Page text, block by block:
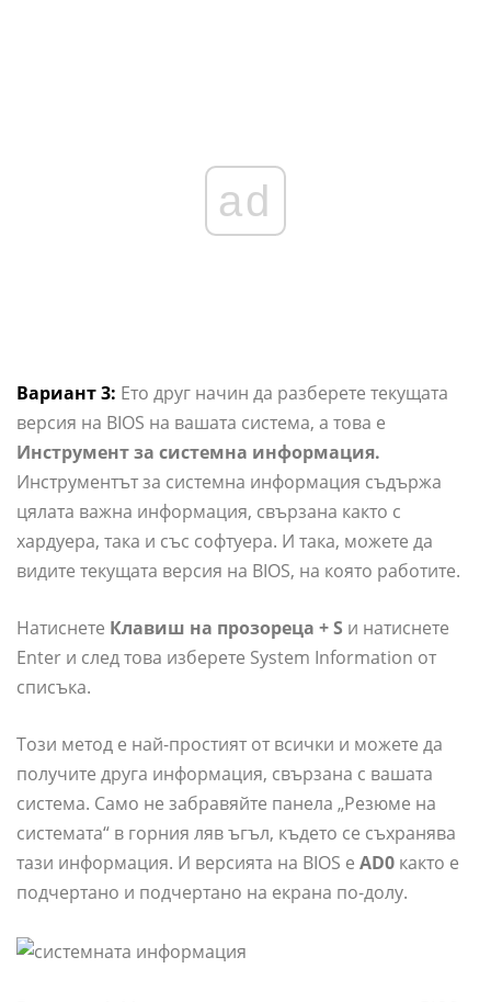
ad
Вариант 3: Ето друг начин да разберете текущата
версия на BIOS на вашата система, а това е
Инструмент за системна информация.
Инструментът за системна информация съдържа
цялата важна информация, свързана както с
хардуера, така и със софтуера. И така, можете да
видите текущата версия на BIOS, на която работите.
Натиснете Клавиш на прозореца + S и натиснете
Enter и след това изберете System Information от
списъка.
Този метод е най-простият от всички и можете да
получите друга информация, свързана с вашата
система. Само не забравяйте панела „Резюме на
системата“ в горния ляв ъгъл, където се съхранява
тази информация. И версията на BIOS е AD0 както е
подчертано и подчертано на екрана по-долу.